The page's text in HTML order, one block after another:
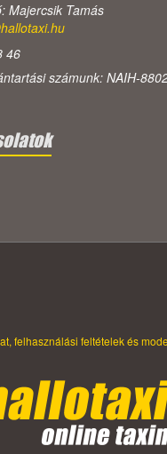
Majercsik Tamás
46
számunk: NAIH-
felhasználási feltételek és